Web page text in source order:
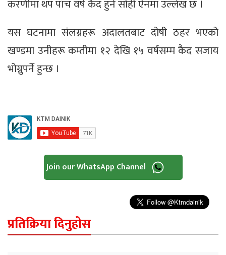
करणीमा थप पाँच वर्ष कैद हुने सोही ऐनमा उल्लेख छ ।
यस घटनामा संलग्नहरू अदालतबाट दोषी ठहर भएको
खण्डमा उनीहरू कम्तीमा १२ देखि १५ वर्षसम्म कैद सजाय
भोग्नुपर्ने हुन्छ ।
Join our WhatsApp Channel
प्रतिक्रिया दिनुहोस